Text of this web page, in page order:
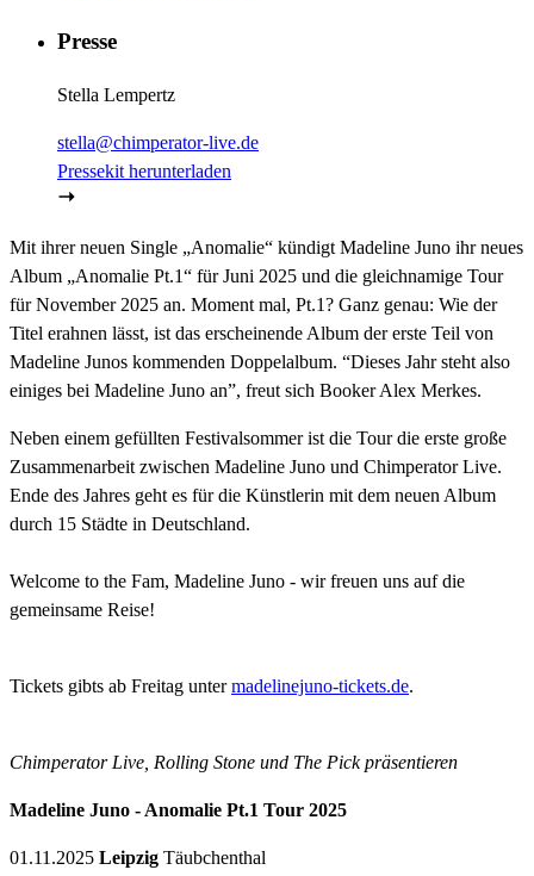
Presse
Stella Lempertz
stella@chimperator-live.de
Pressekit herunterladen
Mit ihrer neuen Single „Anomalie“ kündigt Madeline Juno ihr neues
Album „Anomalie Pt.1“ für Juni 2025 und die gleichnamige Tour
für November 2025 an. Moment mal, Pt.1? Ganz genau: Wie der
Titel erahnen lässt, ist das erscheinende Album der erste Teil von
Madeline Junos kommenden Doppelalbum. “Dieses Jahr steht also
einiges bei Madeline Juno an”, freut sich Booker Alex Merkes.
Neben einem gefüllten Festivalsommer ist die Tour die erste große
Zusammenarbeit zwischen Madeline Juno und Chimperator Live.
Ende des Jahres geht es für die Künstlerin mit dem neuen Album
durch 15 Städte in Deutschland.
Welcome to the Fam, Madeline Juno - wir freuen uns auf die
gemeinsame Reise!
Tickets gibts ab Freitag untermadelinejuno-tickets.de.
Chimperator Live, Rolling Stone und The Pick präsentieren
Madeline Juno - Anomalie Pt.1 Tour 2025
01.11.2025 Leipzig Täubchenthal